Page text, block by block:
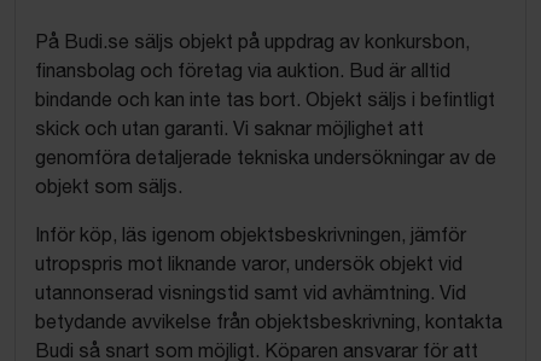
På Budi.se säljs objekt på uppdrag av konkursbon,
finansbolag och företag via auktion. Bud är alltid
bindande och kan inte tas bort. Objekt säljs i befintligt
skick och utan garanti. Vi saknar möjlighet att
genomföra detaljerade tekniska undersökningar av de
objekt som säljs.
Inför köp, läs igenom objektsbeskrivningen, jämför
utropspris mot liknande varor, undersök objekt vid
utannonserad visningstid samt vid avhämtning. Vid
betydande avvikelse från objektsbeskrivning, kontakta
Budi så snart som möjligt. Köparen ansvarar för att